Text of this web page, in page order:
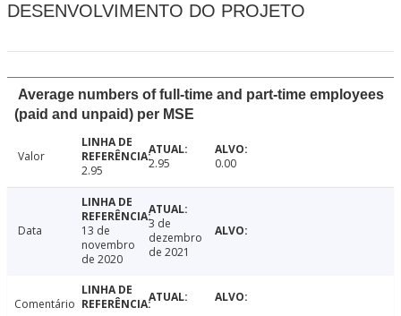
DESENVOLVIMENTO DO PROJETO
Average numbers of full-time and part-time employees
(paid and unpaid) per MSE
Valor
2.95
2.95 0.00
Data
13 de
novembro
de 2020
3 de
dezembro
de 2021
Comentário